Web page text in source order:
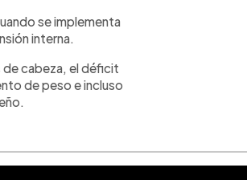
se implementa
interna.
de cabeza, el déficit
de peso e incluso